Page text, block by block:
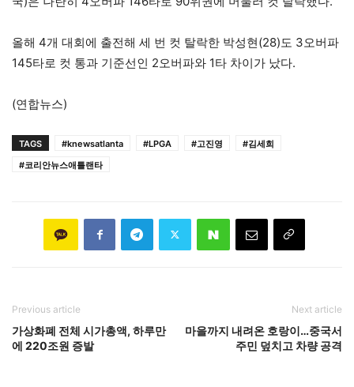
올해 4개 대회에 출전해 세 번 컷 탈락한 박성현(28)도 3오버파
145타로 컷 통과 기준선인 2오버파와 1타 차이가 났다.
(연합뉴스)
TAGS #knewsatlanta #LPGA #고진영
#김세희
#코리안뉴스애틀랜타
Previous article
가상화폐 전체 시가총액, 하루만
에 220조원 증발
Next article
마을까지 내려온 호랑이…중국서
주민 덮치고 차량 공격